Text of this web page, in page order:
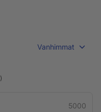
Vanhimmat
)
5000